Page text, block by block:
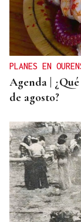
QUEN CHO DIXO
¿Sabe usted
perderse la
Allariz?
PLANES EN
Agenda |
de agosto?